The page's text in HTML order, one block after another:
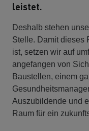
leistet.
Deshalb stehen
Stelle. Damit dieses
ist, setzen wir auf
angefangen von
Baustellen, einem
Auszubildende und
Raum für ein